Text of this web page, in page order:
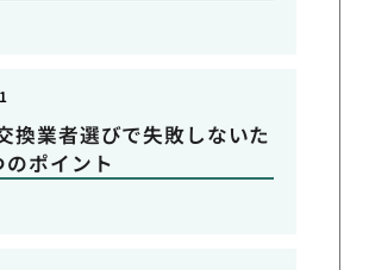
換業者選びで失敗しないた
ポイント